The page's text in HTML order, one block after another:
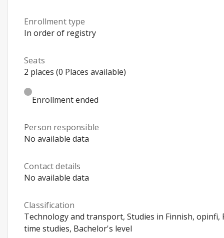
Enrollment type
In order of registry
Seats
2 places (0 Places available)
Enrollment ended
Person responsible
No available data
Contact details
No available data
Classification
Technology and transport, Studies in Finnish, opinfi,
time studies, Bachelor's level